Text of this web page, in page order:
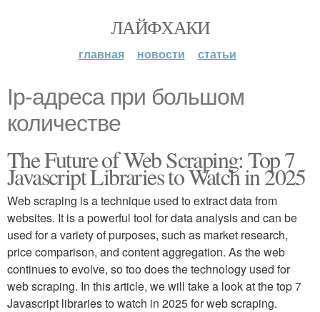
ЛАЙФХАКИ
главная новости статьи
Ip-адреса при большом
количестве
The Future of Web Scraping: Top 7
Javascript Libraries to Watch in 2025
Web scraping is a technique used to extract data from
websites. It is a powerful tool for data analysis and can be
used for a variety of purposes, such as market research,
price comparison, and content aggregation. As the web
continues to evolve, so too does the technology used for
web scraping. In this article, we will take a look at the top 7
Javascript libraries to watch in 2025 for web scraping.